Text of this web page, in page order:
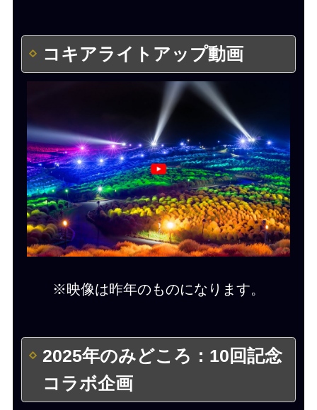
コキアライトアップ動画
※映像は昨年のものになります。
2025年のみどころ：10回記念
コラボ企画